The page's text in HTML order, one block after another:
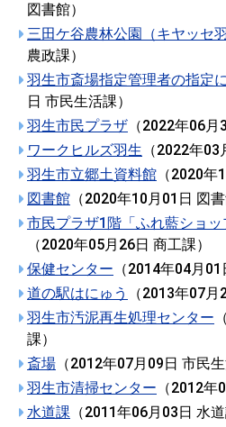
図書館）
三田ケ谷農林公園（キヤッセ羽
農政課）
羽生市斎場指定管理者の指定
日 市民生活課）
羽生市民プラザ （2022年06月
ワークヒルズ羽生 （2022年03
羽生市立郷土資料館 （2020年
図書館 （2020年10月01日 図
市民プラザ1階「ふれ藍ショッ
（2020年05月26日 商工課）
保健センター （2014年04月01
道の駅はにゅう
（2013年07月
羽生市汚泥再生処理センター （
課）
斎場 （2012年07月09日 市民
羽生市清掃センター （2012年
水道課 （2011年06月03日 水